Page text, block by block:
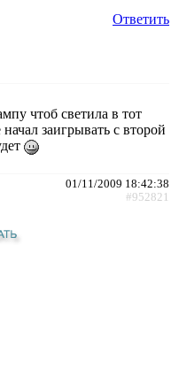
Ответить
чтоб светила в тот
заигрывать с второй
01/11/2009 18:42:38
#952821